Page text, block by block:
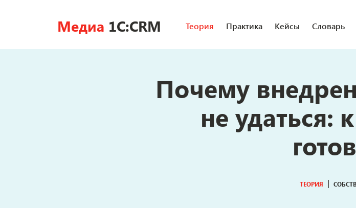
Медиа 1C:CRM Теория Практика Кейсы Словарь
Почему
не удаться:
ТЕОРИЯ